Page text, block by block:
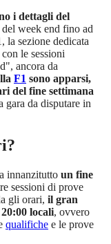
i dettagli del
week end fino ad
la sezione dedicata
le sessioni
ancora da
F1 sono apparsi,
del fine settimana
gara da disputare in
innanzitutto un fine
sessioni di prove
gli orari, il gran
locali, ovvero
qualifiche e le prove